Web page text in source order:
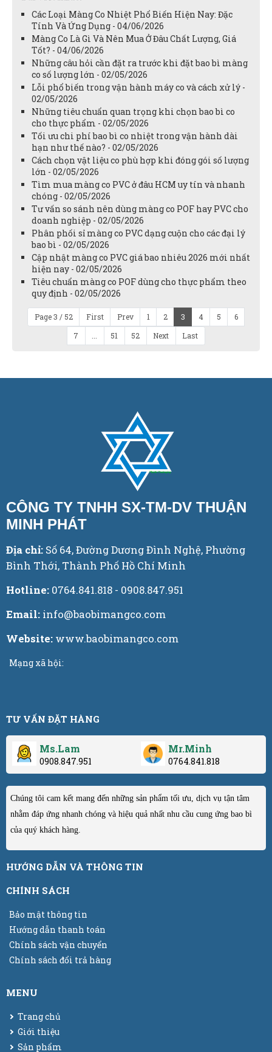
Các Loại Màng Co Nhiệt Phổ Biến Hiện Nay: Đặc
Tính Và Ứng Dụng - 04/06/2026
Màng Co Là Gì Và Nên Mua Ở Đâu Chất Lượng, Giá
Tốt? - 04/06/2026
Những câu hỏi cần đặt ra trước khi đặt bao bì màng
co số lượng lớn - 02/05/2026
Lỗi phổ biến trong vận hành máy co và cách xử lý -
02/05/2026
Những tiêu chuẩn quan trọng khi chọn bao bì co
cho thực phẩm - 02/05/2026
Tối ưu chi phí bao bì co nhiệt trong vận hành dài
hạn như thế nào? - 02/05/2026
Cách chọn vật liệu co phù hợp khi đóng gói số lượng
lớn - 02/05/2026
Tìm mua màng co PVC ở đâu HCM uy tín và nhanh
chóng - 02/05/2026
Tư vấn so sánh nên dùng màng co POF hay PVC cho
doanh nghiệp - 02/05/2026
Phân phối sỉ màng co PVC dạng cuộn cho các đại lý
bao bì - 02/05/2026
Cập nhật màng co PVC giá bao nhiêu 2026 mới nhất
hiện nay - 02/05/2026
Tiêu chuẩn màng co POF dùng cho thực phẩm theo
quy định - 02/05/2026
Page 3 / 52 First Prev 1 2 3 4 5
6
7
51 52 Next Last
CÔNG TY TNHH SX-TM-DV THUẬN
MINH PHÁT
Địa chỉ: Số 64, Đường Dương Đình Nghệ, Phường
Bình Thới, Thành Phố Hồ Chí Minh
Hotline: 0764.841.818 - 0908.847.951
Email: info@baobimangco.com
Website: www.baobimangco.com
Mạng xã hội:
TƯ VẤN ĐẶT HÀNG
Ms.Lam
0908.847.951
Mr.Minh
0764.841.818
Chúng tôi cam kết mang đến những sản phẩm tối ưu, dịch vụ tận tâm
nhằm đáp ứng nhanh chóng và hiệu quả nhất nhu cầu cung ứng bao bì
của quý khách hàng.
HƯỚNG DẪN VÀ THÔNG TIN
CHÍNH SÁCH
Bảo mật thông tin
Hướng dẫn thanh toán
Chính sách vận chuyển
Chính sách đổi trả hàng
MENU
Trang chủ
Giới thiệu
Sản phẩm